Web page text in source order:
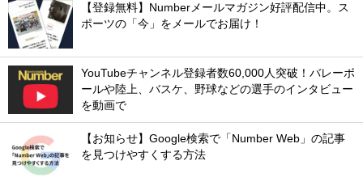
【登録無料】Numberメールマガジン好評配信中。ス
ポーツの「今」をメールでお届け！
YouTubeチャンネル登録者数60,000人突破！バレーボ
ールや陸上、バスケ、野球などの選手のインタビュー
を動画で
【お知らせ】Google検索で「Number Web」の記事
を見つけやすくする方法